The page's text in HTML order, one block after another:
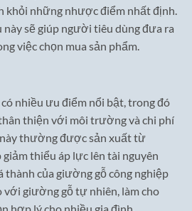
khỏi những nhược điểm nhất định.
sẽ giúp người tiêu dùng đưa ra
việc chọn mua sản phẩm.
nhiều ưu điểm nổi bật, trong đó
thiện với môi trường và chi phí
thường được sản xuất từ
giảm thiểu áp lực lên tài nguyên
thành của giường gỗ công nghiệp
giường gỗ tự nhiên, làm cho
hợp lý cho nhiều gia đình.